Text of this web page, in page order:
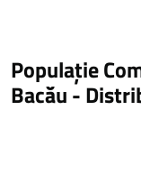
Populație
Bacău-